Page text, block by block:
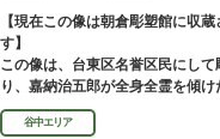
【現在この像は朝倉彫塑館に収
す】
この像は、台東区名誉区民にし
り、嘉納治五郎が全身全霊を傾
（のちに返上）した、1936年に
朝倉文夫は、1907～1910年ころ
谷中エリア